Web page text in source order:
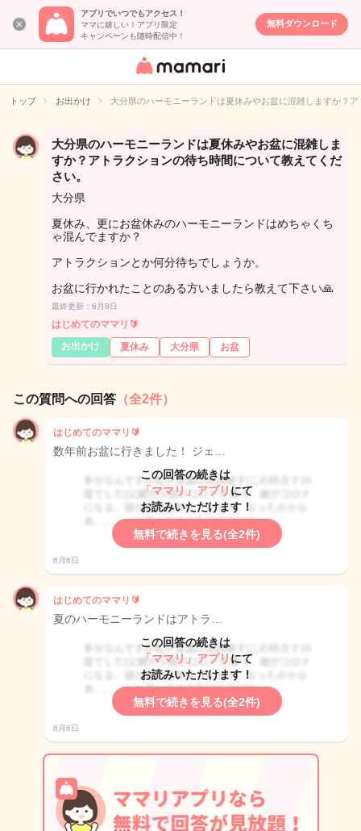
アプリでいつでもアクセス！
ママに嬉しい！アプリ限定
キャンペーンも随時配信中！
無料ダウンロード
女性専用匿名QA
イト
トップ お出かけ 大分県のハーモニーランドは夏休みやお盆に混雑しますか？
大分県のハーモニーランドは夏休みやお盆に混雑しま
すか？アトラクションの待ち時間について教えてくだ
さい。
大分県
夏休み、更にお盆休みのハーモニーランドはめちゃくち
ゃ混んでますか？
アトラクションとか何分待ちでしょうか。
お盆に行かれたことのある方いましたら教えて下さい🙏
最終更新：6月8日
はじめてのママリ🔰
お出かけ
夏休み 大分県 お盆
この質問への回答 （全2件）
はじめてのママリ🔰
数年前お盆に行きました！ ジェ…
この回答の続きは
「ママリ」アプリ にて
お読みいただけます！
無料で続きを見る(全2件)
6月6日
はじめてのママリ🔰
夏のハーモニーランドはアトラ…
この回答の続きは
「ママリ」アプリ にて
お読みいただけます！
無料で続きを見る(全2件)
6月6日